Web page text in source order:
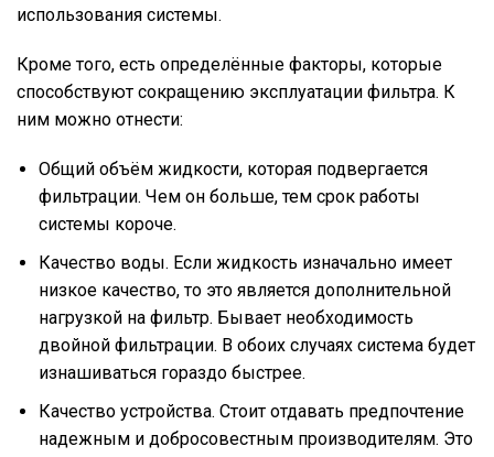
использования системы.
Кроме того, есть определённые факторы, которые
способствуют сокращению эксплуатации фильтра. К
ним можно отнести:
Общий объём жидкости, которая подвергается
фильтрации. Чем он больше, тем срок работы
системы короче.
Качество воды. Если жидкость изначально имеет
низкое качество, то это является дополнительной
нагрузкой на фильтр. Бывает необходимость
двойной фильтрации. В обоих случаях система будет
изнашиваться гораздо быстрее.
Качество устройства. Стоит отдавать предпочтение
надежным и добросовестным производителям. Это